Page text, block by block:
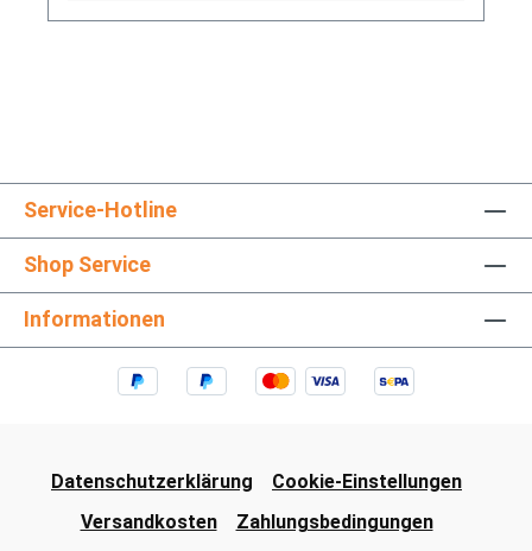
Service-Hotline
Shop Service
Informationen
Datenschutzerklärung
Cookie-Einstellungen
Versandkosten
Zahlungsbedingungen